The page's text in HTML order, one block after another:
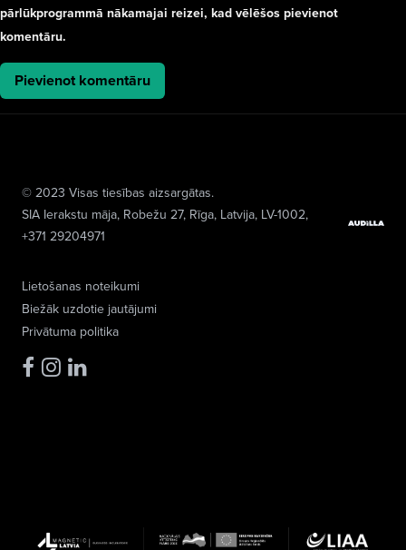
pārlūkprogrammā nākamajai reizei, kad vēlēšos pievienot
komentāru.
Lietošanas noteikumi
Biežāk uzdotie jautājumi
Privātuma politika
© 2023 Visas tiesības aizsargātas.
SIA Ierakstu māja, Robežu 27, Rīga, Latvija, LV-1002,
+371 29204971